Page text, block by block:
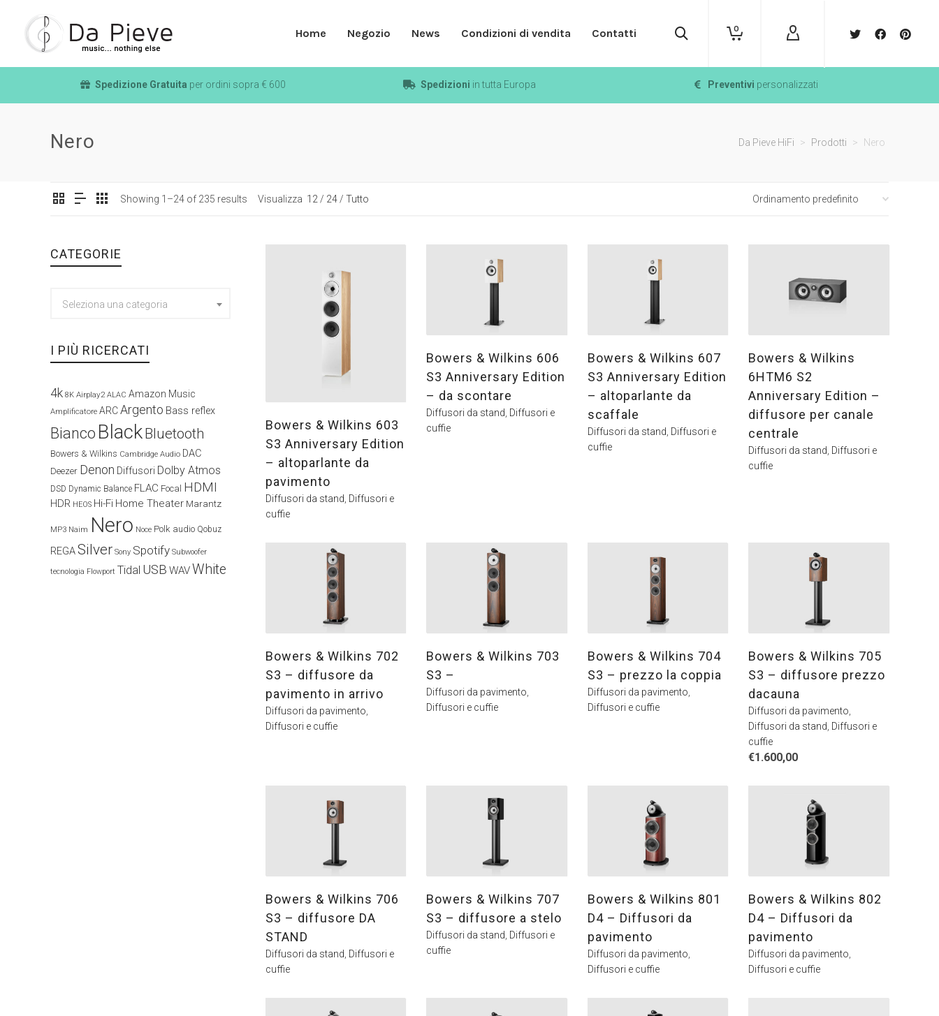
Home Negozio News Condizioni di vendita Contatti 0
Spedizione Gratuita per ordini sopra € 600 Spedizioni in tutta Europa Preventivi personalizzati
Nero Da Pieve HiFi > Prodotti > Nero
Showing 1–24 of 235 results Visualizza 12 / 24 / Tutto
Bowers & Wilkins 603
S3 Anniversary Edition
– altoparlante da
pavimento
Diffusori da stand, Diffusori e
cuffie
Bowers & Wilkins 606
S3 Anniversary Edition
– da scontare
Diffusori da stand Diffusori e
cuffie
Bowers & Wilkins 607
S3 Anniversary Edition
– altoparlante da
scaffale
Diffusori da stand Diffusori e
cuffie
Bowers & Wilkins
6HTM6 S2
Anniversary Edition –
diffusore per canale
centrale
Diffusori da stand Diffusori e
cuffie
Bowers & Wilkins 702
S3 – diffusore da
pavimento in arrivo
Diffusori da pavimento,
Diffusori e cuffie
Bowers & Wilkins 703
S3 –
Diffusori da pavimento,
Diffusori e cuffie
Bowers & Wilkins 704
S3 – prezzo la coppia
Diffusori da pavimento,
Diffusori e cuffie
Bowers & Wilkins 705
S3 – diffusore prezzo
dacauna
Diffusori da pavimento,
Diffusori da stand, Diffusori e
cuffie
€1.600,00
Bowers & Wilkins 706
S3 – diffusore DA
STAND
Diffusori da stand Diffusori e
cuffie
Bowers & Wilkins 707
S3 – diffusore a stelo
Diffusori da stand Diffusori e
cuffie
Bowers & Wilkins 801
D4 – Diffusori da
pavimento
Diffusori da pavimento
Diffusori e cuffie
Bowers & Wilkins 802
D4 – Diffusori da
pavimento
Diffusori da pavimento
Diffusori e cuffie
CATEGORIE
Seleziona una categoria
I PIÙ RICERCATI
4k 8K Airplay2 ALAC Amazon Music
Amplificatore ARCArgento Bass reflex
Bianco BlackBluetooth
Bowers & Wilkins Cambridge Audio DAC
Deezer Denon Diffusori Dolby Atmos
DSD Dynamic Balance FLAC Focal HDMI
HDR HEOS Hi-Fi Home Theater Marantz
MP3 Naim Nero Noce Polk audio Qobuz
REGASilver Sony Spotify Subwoofer
tecnologia Flowport Tidal USB WAVWhite